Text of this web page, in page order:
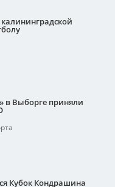
в Выборге приняли
Кубок Кондрашина